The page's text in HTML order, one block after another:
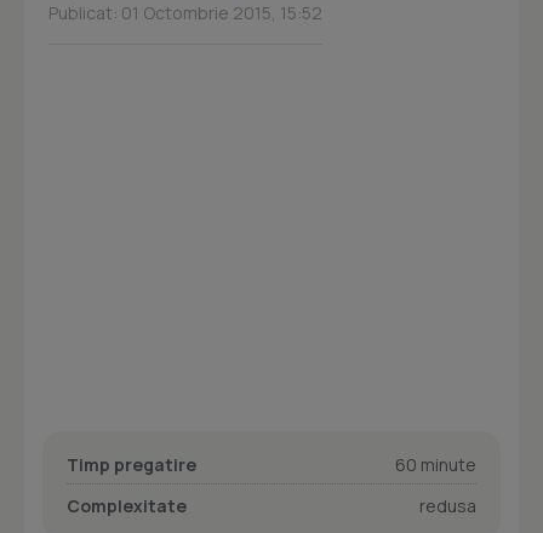
Publicat: 01 Octombrie 2015, 15:52
Timp pregatire
60 minute
Complexitate
redusa